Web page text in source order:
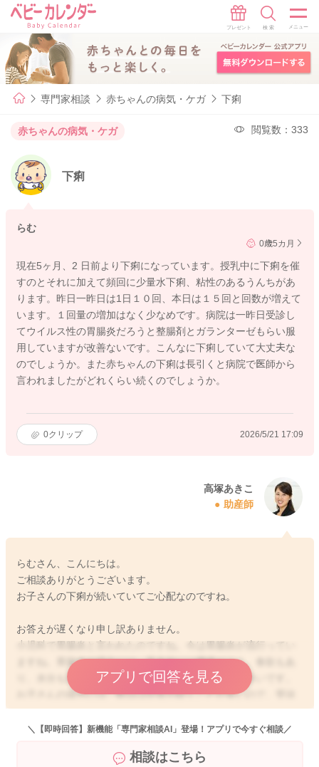
専門家相談 赤ちゃんの病気・ケガ 下痢
赤ちゃんの病気・ケガ 閲覧数：333
下痢
らむ
0歳5カ月
現在5ヶ月、2 日前より下痢になっています。授乳中に下痢を催
すのとそれに加えて頻回に少量水下痢、粘性のあるうんちがあ
ります。昨日一昨日は1日１０回、本日は１５回と回数が増えて
います。１回量の増加はなく少なめです。病院は一昨日受診し
てウイルス性の胃腸炎だろうと整腸剤とガランターゼもらい服
用していますが改善ないです。こんなに下痢していて大丈夫な
のでしょうか。また赤ちゃんの下痢は長引くと病院で医師から
言われましたがどれくらい続くのでしょうか。
0クリップ 2026/5/21 17:09
高塚あきこ
助産師
らむさん、こんにちは。
ご相談ありがとうございます。
お子さんの下痢が続いていてご心配なのですね。
お答えが遅くなり申し訳ありません。
小児科で胃腸炎と言われたのですね。今は胃腸炎が流行ってい
ますね。胃腸炎の場合には、基本的には機嫌がよく、食欲もあ
り、水分も摂れていれば、様子を見ていただく事が多いです。
お子さんの場合には、数日は症状が続くことが多いので、受診
時に処方されているお薬があれば、お薬を飲んでいただきなが
ら、水分摂取をこまめにさせてあげてくださいね。
思いますが、もしお薬がなくなっても、やはり下痢が続いてい
アプリで回答を見る
＼【即時回答】新機能「専門家相談AI」登場！アプリで今すぐ相談／
相談はこちら